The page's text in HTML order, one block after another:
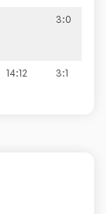
3:0
14:12 3:1